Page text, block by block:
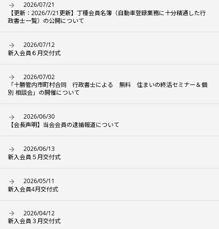
2026/07/21
【更新：2026/7/21更新】丁種会員名簿（自動車登録業務に十分精通した行
政書士一覧）の公開について
2026/07/12
新入会員６月交付式
2026/07/02
「十勝管内市町村合同 行政書士による 無料 住まいの終活セミナー＆個
別 相談会」の開催について
2026/06/30
【会長声明】当会会員の逮捕報道について
2026/06/13
新入会員５月交付式
2026/05/11
新入会員4月交付式
2026/04/12
新入会員３月交付式